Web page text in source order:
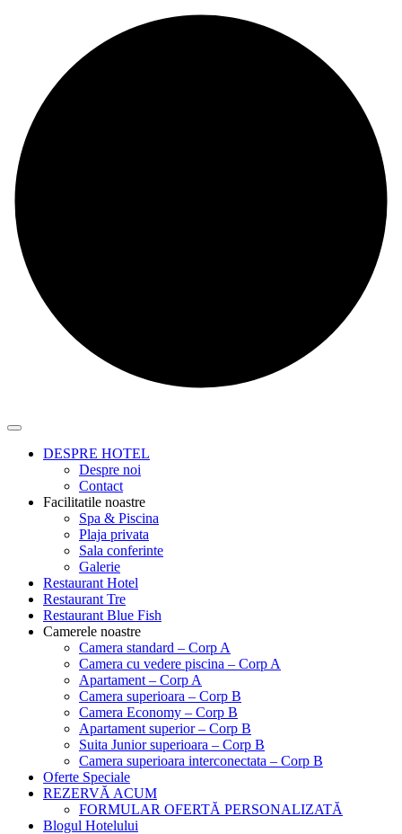
DESPRE HOTEL
Despre noi
Contact
Facilitatile noastre
Spa & Piscina
Plaja privata
Sala conferinte
Galerie
Restaurant Hotel
Restaurant Tre
Restaurant Blue Fish
Camerele noastre
Camera standard – Corp A
Camera cu vedere piscina – Corp A
Apartament – Corp A
Camera superioara – Corp B
Camera Economy – Corp B
Apartament superior – Corp B
Suita Junior superioara – Corp B
Camera superioara interconectata – Corp B
Oferte Speciale
REZERVĂ ACUM
FORMULAR OFERTĂ PERSONALIZATĂ
Blogul Hotelului